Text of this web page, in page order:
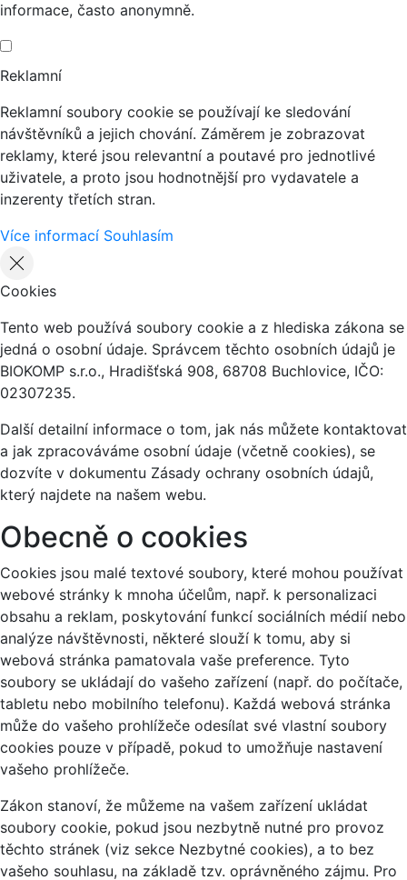
informace, často anonymně.
Reklamní
Reklamní soubory cookie se používají ke sledování
návštěvníků a jejich chování. Záměrem je zobrazovat
reklamy, které jsou relevantní a poutavé pro jednotlivé
uživatele, a proto jsou hodnotnější pro vydavatele a
inzerenty třetích stran.
Více informací Souhlasím
Cookies
Tento web používá soubory cookie a z hlediska zákona se
jedná o osobní údaje. Správcem těchto osobních údajů je
BIOKOMP s.r.o., Hradišťská 908, 68708 Buchlovice, IČO:
02307235.
Další detailní informace o tom, jak nás můžete kontaktovat
a jak zpracováváme osobní údaje (včetně cookies), se
dozvíte v dokumentu Zásady ochrany osobních údajů,
který najdete na našem webu.
Obecně o cookies
Cookies jsou malé textové soubory, které mohou používat
webové stránky k mnoha účelům, např. k personalizaci
obsahu a reklam, poskytování funkcí sociálních médií nebo
analýze návštěvnosti, některé slouží k tomu, aby si
webová stránka pamatovala vaše preference. Tyto
soubory se ukládají do vašeho zařízení (např. do počítače,
tabletu nebo mobilního telefonu). Každá webová stránka
může do vašeho prohlížeče odesílat své vlastní soubory
cookies pouze v případě, pokud to umožňuje nastavení
vašeho prohlížeče.
Zákon stanoví, že můžeme na vašem zařízení ukládat
soubory cookie, pokud jsou nezbytně nutné pro provoz
těchto stránek (viz sekce Nezbytné cookies), a to bez
vašeho souhlasu, na základě tzv. oprávněného zájmu. Pro